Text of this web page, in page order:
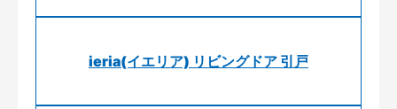
ieria(イエリア) リビングドア 引戸